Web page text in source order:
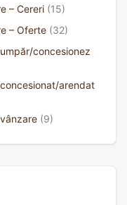
– Cereri (15)
– Oferte (32)
concesionez
arendat
(9)